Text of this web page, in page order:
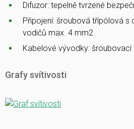
Difuzor: tepelně tvrzené
Připojení: šroubová třípólová
vodičů max. 4 mm2
Kabelové vývodky: šroubovací
Grafy svítivosti